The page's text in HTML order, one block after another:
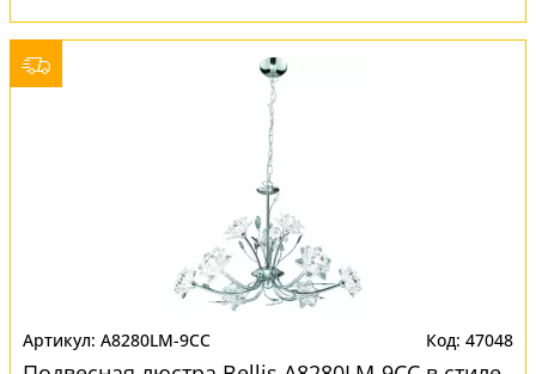
A8280LM-9CC 47048